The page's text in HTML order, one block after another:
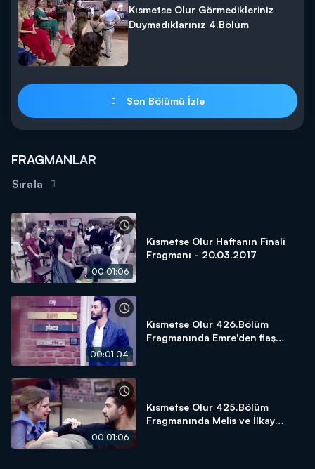
birbirine sarılıyor ancak bu durum sonunda aileler ne tepki
verecek merak konusu oluyor....
Kısmetse Olur yeni bölümüyle hafta içi her gün 12.30'da
kanald.com.tr'de!
Kısmetse Olur Görmedikleriniz
Duymadıklarınız 4.Bölüm
Son Bölümü İzle
FRAGMANLAR
Sırala
00:01:06
Kısmetse Olur Haftanın Finali
Fragmanı - 20.03.2017
00:01:04
Kısmetse Olur 426.Bölüm
Fragmanında Emre'den flaş
00:01:06
Kısmetse Olur 425.Bölüm
Fragmanında Melis ve İlkay